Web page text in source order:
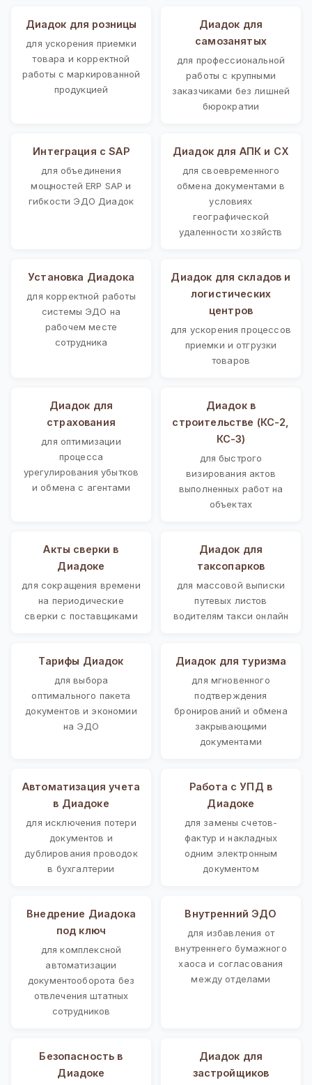
Диадок для розницы
для ускорения приемки
товара и корректной
работы с маркированной
продукцией
Диадок для
самозанятых
для профессиональной
работы с крупными
заказчиками без лишней
бюрократии
Интеграция с SAP
для объединения
мощностей ERP SAP и
гибкости ЭДО Диадок
Диадок для АПК и СХ
для своевременного
обмена документами в
условиях
географической
удаленности хозяйств
Установка Диадока
для корректной работы
системы ЭДО на
рабочем месте
сотрудника
Диадок для складов и
логистических
центров
для ускорения процессов
приемки и отгрузки
товаров
Диадок для
страхования
для оптимизации
процесса
урегулирования убытков
и обмена с агентами
Диадок в
строительстве (КС-2,
КС-3)
для быстрого
визирования актов
выполненных работ на
объектах
Акты сверки в
Диадоке
для сокращения времени
на периодические
сверки с поставщиками
Диадок для
таксопарков
для массовой выписки
путевых листов
водителям такси онлайн
Тарифы Диадок
для выбора
оптимального пакета
документов и экономии
на ЭДО
Диадок для туризма
для мгновенного
подтверждения
бронирований и обмена
закрывающими
документами
Автоматизация учета
в Диадоке
для исключения потери
документов и
дублирования проводок
в бухгалтерии
Работа с УПД в
Диадоке
для замены счетов-
фактур и накладных
одним электронным
документом
Внедрение Диадока
под ключ
для комплексной
автоматизации
документооборота без
отвлечения штатных
сотрудников
Внутренний ЭДО
для избавления от
внутреннего бумажного
хаоса и согласования
между отделами
Безопасность в
Диадоке
Диадок для
застройщиков